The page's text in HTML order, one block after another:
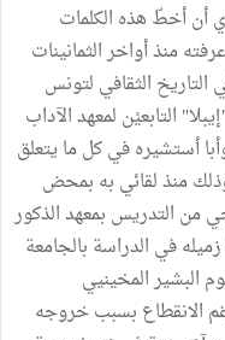
أن أخطّ هذه الكلمات
منذ أواخر الثمانينات
الثقافي لتونس
التابعيْن لمعهد الآداب
أستشيره في كل ما يتعلق
منذ لقائي به بمحض
خريف 1992 إثر خروجي من التدريس بمعهد الذكور
في الدراسة بالجامعة
البشير المخينيي
الانقطاع بسبب خروجه